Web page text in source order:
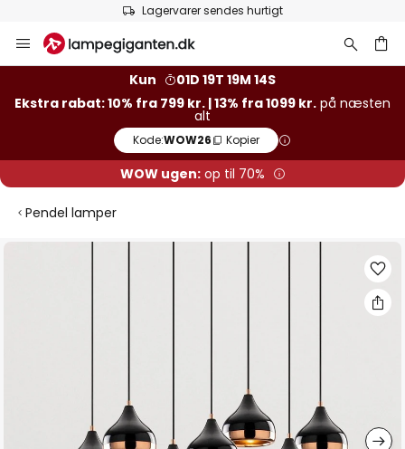
Lagervarer sendes hurtigt
to
Kun
01D 19T 19M 14S
Ekstra rabat: 10% fra 799 kr. | 13% fra 1099 kr. på næsten
alt
Kode:WOW26 Kopier
WOW ugen:op til 70%
Pendel lamper